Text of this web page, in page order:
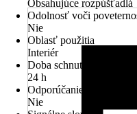
Obsahujúce rozpúšťadlá
Odolnosť voči
Nie
Oblasť použitia
Interiér
Doba schnutia cca
24 h
Odporúčanie základného
Nie